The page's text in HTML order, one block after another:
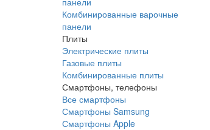
Комбинированные варочные
панели
Плиты
Электрические плиты
Газовые плиты
Комбинированные плиты
Смартфоны, телефоны
Все смартфоны
Смартфоны Samsung
Смартфоны Apple